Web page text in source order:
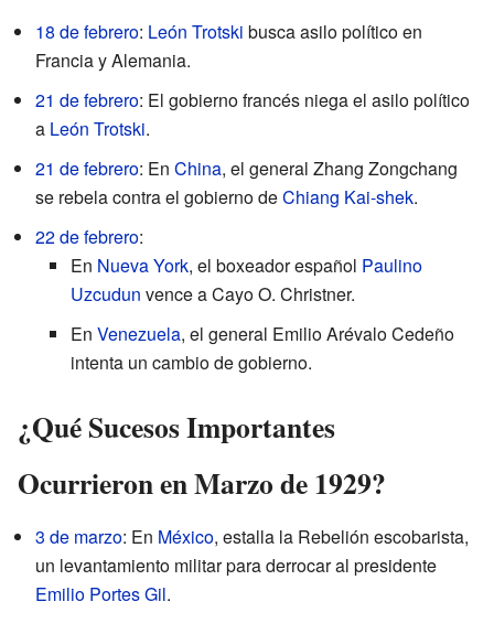
18 de febrero: León Trotski busca asilo político en
Francia y Alemania.
21 de febrero: El gobierno francés niega el asilo político
a León Trotski.
21 de febrero: En China, el general Zhang Zongchang
se rebela contra el gobierno deChiang Kai-shek.
22 de febrero:
En Nueva York, el boxeador español Paulino
Uzcudun vence a Cayo O. Christner.
En Venezuela, el general Emilio Arévalo Cedeño
intenta un cambio de gobierno.
¿Qué Sucesos Importantes
Ocurrieron en Marzo de 1929?
3 de marzo: En México, estalla la Rebelión escobarista,
un levantamiento militar para derrocar al presidente
Emilio Portes Gil.